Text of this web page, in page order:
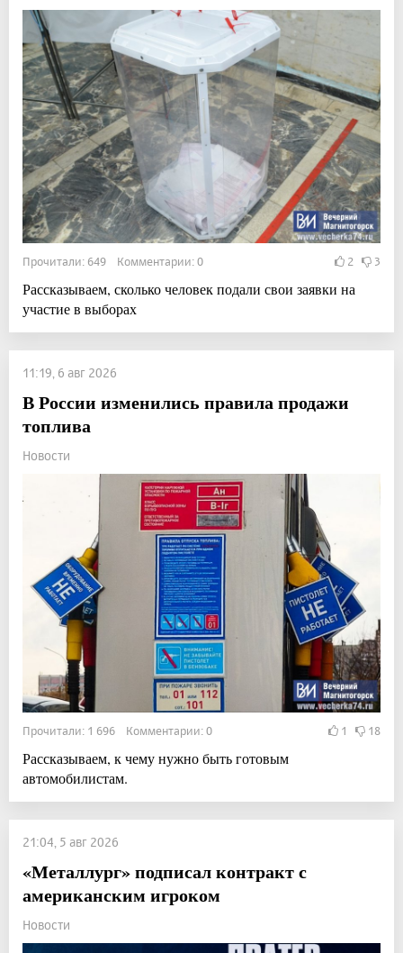
Прочитали: 649 Комментарии: 0 2 3
Рассказываем, сколько человек подали свои заявки на
участие в выборах
11:19, 6 авг 2026
В России изменились правила продажи
топлива
Новости
Прочитали: 1 696 Комментарии: 0 1 18
Рассказываем, к чему нужно быть готовым
автомобилистам.
21:04, 5 авг 2026
«Металлург» подписал контракт с
американским игроком
Новости